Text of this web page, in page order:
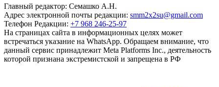
Главный редактор: Семашко А.Н.
Адрес электронной почты редакции: smm2x2su@gmail.com
Телефон Редакции: +7 968 246-25-97
На страницах сайта в информационных целях может
встречаться указание на WhatsApp. Обращаем внимание, что
данный сервис принадлежит Meta Platforms Inc., деятельность
которой признана экстремистской и запрещена в РФ